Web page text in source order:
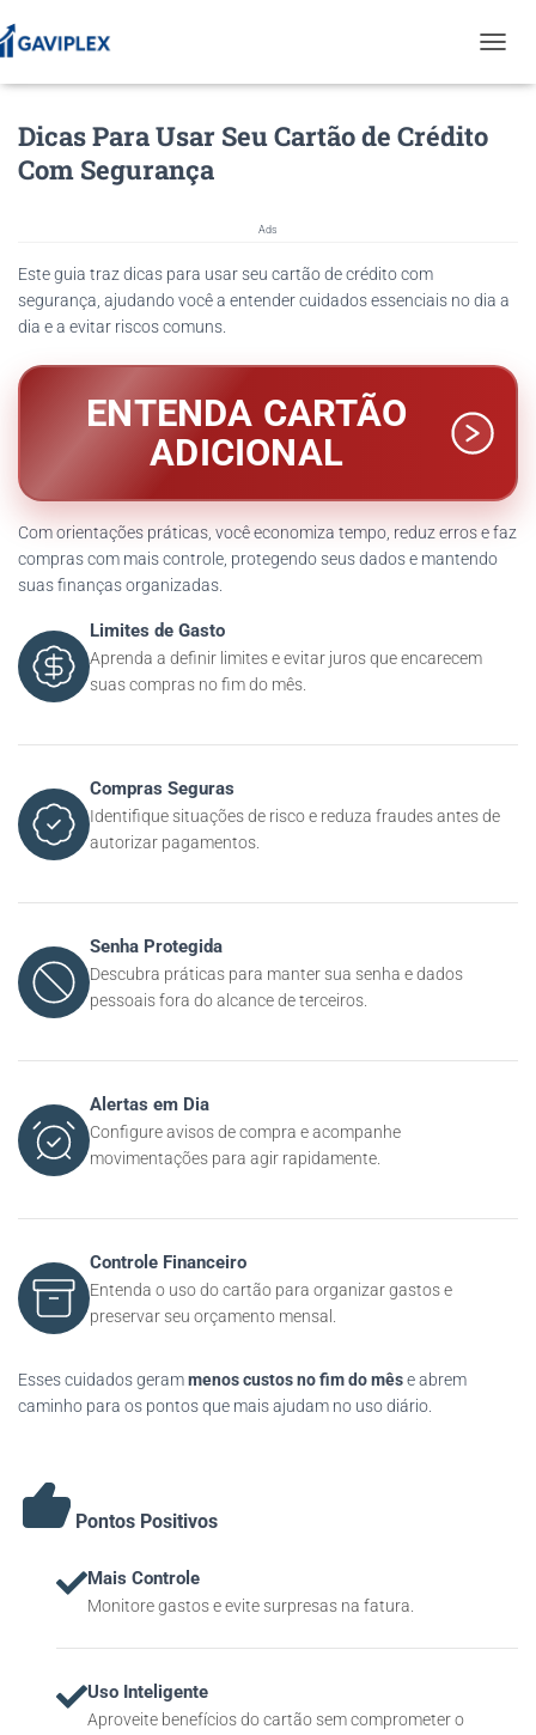
O
A
Dicas Para Usar Seu Cartão de Crédito
Com Segurança
Ads
Este guia traz dicas para usar seu cartão de crédito com
segurança, ajudando você a entender cuidados essenciais no dia a
dia e a evitar riscos comuns.
ENTENDA CARTÃO
ADICIONAL
Com orientações práticas, você economiza tempo, reduz erros e faz
compras com mais controle, protegendo seus dados e mantendo
suas finanças organizadas.
Limites de Gasto
Aprenda a definir limites e evitar juros que encarecem
suas compras no fim do mês.
Compras Seguras
Identifique situações de risco e reduza fraudes antes de
autorizar pagamentos.
Senha Protegida
Descubra práticas para manter sua senha e dados
pessoais fora do alcance de terceiros.
Alertas em Dia
Configure avisos de compra e acompanhe
movimentações para agir rapidamente.
Controle Financeiro
Entenda o uso do cartão para organizar gastos e
preservar seu orçamento mensal.
Esses cuidados gerammenos custos no fim do mêse abrem
caminho para os pontos que mais ajudam no uso diário.
Pontos Positivos
Mais Controle
Monitore gastos e evite surpresas na fatura.
Uso Inteligente
Aproveite benefícios do cartão sem comprometer o